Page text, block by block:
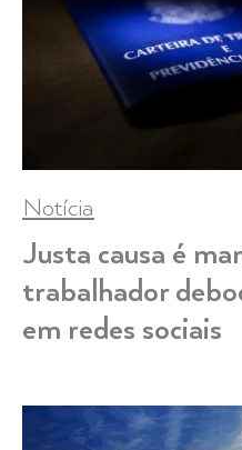
Notícia
Justa causa é
trabalhador
em redes sociais